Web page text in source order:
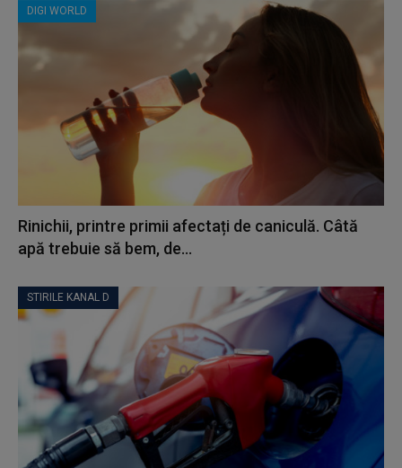
DIGI WORLD
Rinichii, printre primii afectați de caniculă. Câtă
apă trebuie să bem, de...
STIRILE KANAL D